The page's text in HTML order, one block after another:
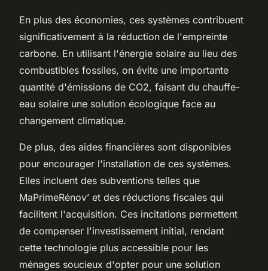
En plus des économies, ces systèmes contribuent
significativement à la réduction de l'empreinte
carbone. En utilisant l'énergie solaire au lieu des
combustibles fossiles, on évite une importante
quantité d'émissions de CO2, faisant du chauffe-
eau solaire une solution écologique face au
changement climatique.
De plus, des aides financières sont disponibles
pour encourager l'installation de ces systèmes.
Elles incluent des subventions telles que
MaPrimeRénov’ et des réductions fiscales qui
facilitent l'acquisition. Ces incitations permettent
de compenser l'investissement initial, rendant
cette technologie plus accessible pour les
ménages soucieux d'opter pour une solution